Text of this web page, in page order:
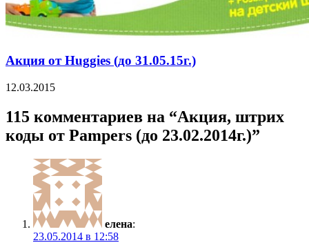
Акция от Huggies (до 31.05.15г.)
12.03.2015
115 комментариев на “Акция, штрих
коды от Pampers (до 23.02.2014г.)”
елена:
23.05.2014 в 12:58